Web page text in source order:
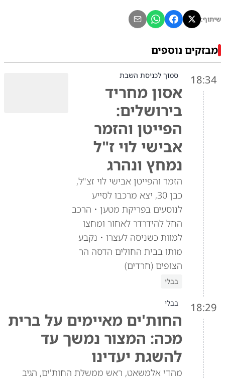
שיתוף:
מבזקים נוספים
18:34 סמוך לכניסת השבת
אסון מחריד
בירושלים:
הפייטן והזמר
אבישי לוי ז"ל
נמחץ ונהרג
הזמר והפייטן אבישי לוי זצ"ל,
כבן 30, יצא מרכבו לסייע
לנוסעים בפריקת מטען • הרכב
החל להידרדר לאחור ומחצו
למוות כשניסה לעצרו • נקבע
מותו בבית החולים הדסה הר
הצופים (חרדים)
בבלי
18:29 בבלי
החות'ים מאיימים על ברית
מכה: המצור נמשך עד
להשגת יעדינו
מהדי אלמשאט, ראש ממשלת החות'ים, הגיב